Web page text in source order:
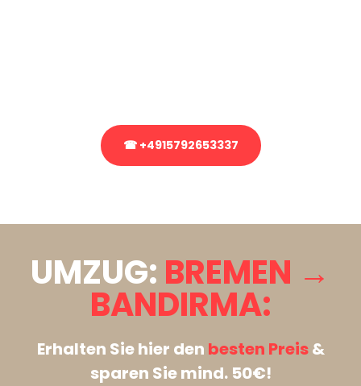
☎ +4915792653337
UMZUG: BREMEN →
BANDIRMA:
Erhalten Sie hier den besten Preis&
sparen Sie mind. 50€!